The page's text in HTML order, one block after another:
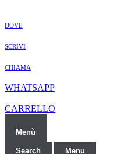
DOVE
SCRIVI
CHIAMA
WHATSAPP
CARRELLO
Menù
Search Menu